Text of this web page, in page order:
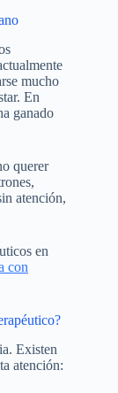
mucho
En
ganado
querer
atención,
en
con
Existen
atención: